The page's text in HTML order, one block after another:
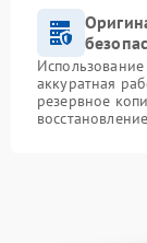
аккуратная
резервное